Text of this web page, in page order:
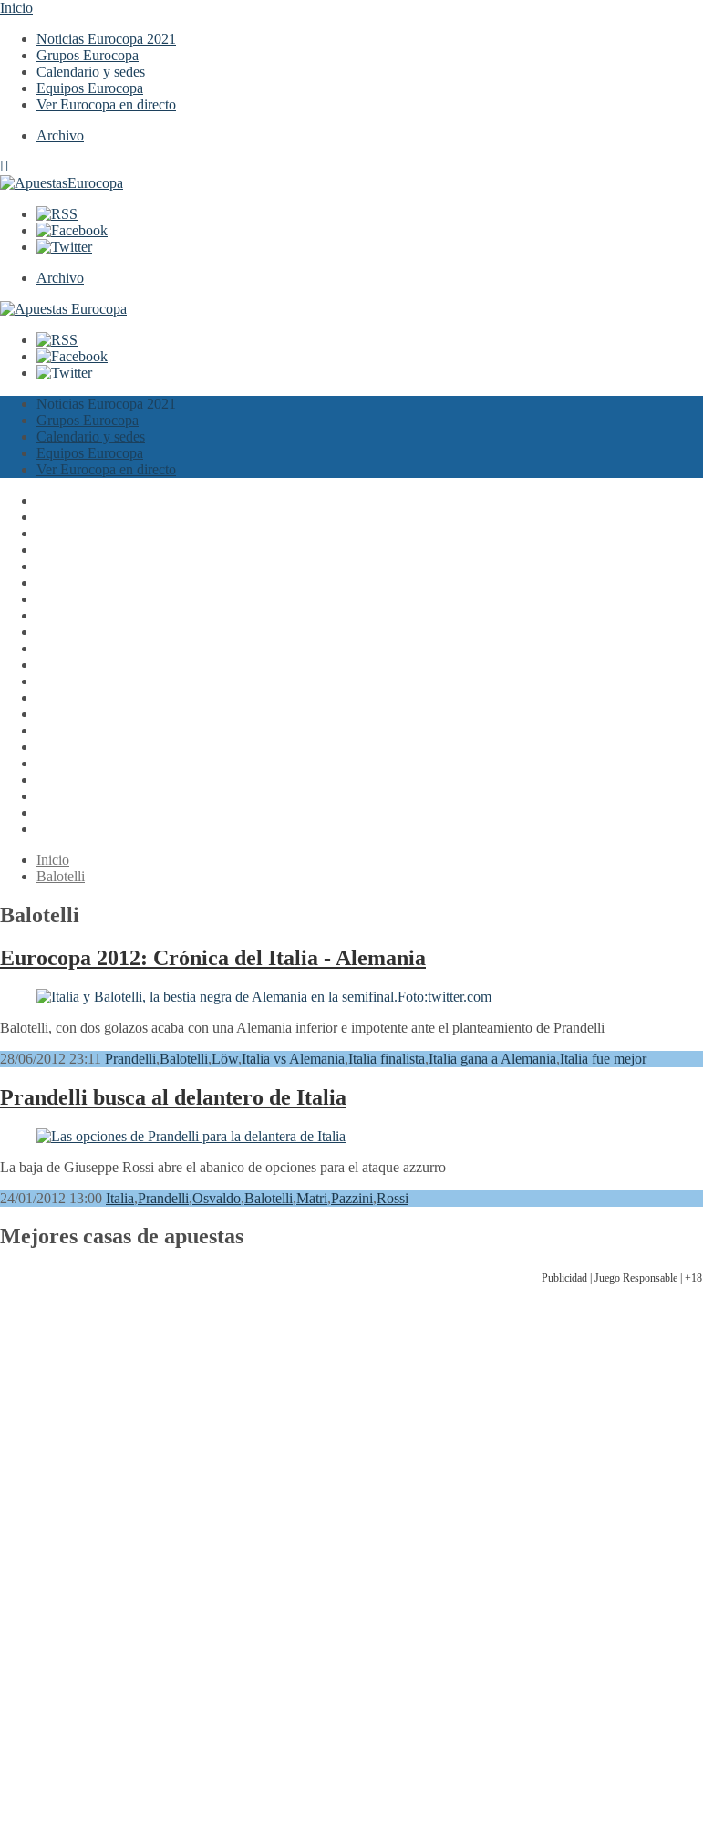
Inicio
Noticias Eurocopa 2021
Grupos Eurocopa
Calendario y sedes
Equipos Eurocopa
Ver Eurocopa en directo
Archivo
Archivo
Noticias Eurocopa 2021
Grupos Eurocopa
Calendario y sedes
Equipos Eurocopa
Ver Eurocopa en directo
Inicio
Balotelli
Balotelli
Eurocopa 2012: Crónica del Italia - Alemania
Balotelli, con dos golazos acaba con una Alemania inferior e impotente ante el planteamiento de Prandelli
28/06/2012 23:11 Prandelli,Balotelli,Löw,Italia vs Alemania,Italia finalista,Italia gana a Alemania,Italia fue mejor
Prandelli busca al delantero de Italia
La baja de Giuseppe Rossi abre el abanico de opciones para el ataque azzurro
24/01/2012 13:00 Italia,Prandelli,Osvaldo,Balotelli,Matri,Pazzini,Rossi
Mejores casas de apuestas
Publicidad | Juego Responsable | +18